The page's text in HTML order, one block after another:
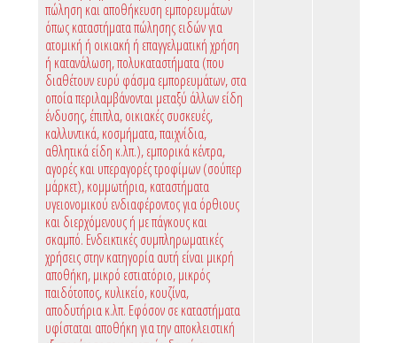
πώληση και αποθήκευση εμπορευμάτων
όπως καταστήματα πώλησης ειδών για
ατομική ή οικιακή ή επαγγελματική χρήση
ή κατανάλωση, πολυκαταστήματα (που
διαθέτουν ευρύ φάσμα εμπορευμάτων, στα
οποία περιλαμβάνονται μεταξύ άλλων είδη
ένδυσης, έπιπλα, οικιακές συσκευές,
καλλυντικά, κοσμήματα, παιχνίδια,
αθλητικά είδη κ.λπ.), εμπορικά κέντρα,
αγορές και υπεραγορές τροφίμων (σούπερ
μάρκετ), κομμωτήρια, καταστήματα
υγειονομικού ενδιαφέροντος για όρθιους
και διερχόμενους ή με πάγκους και
σκαμπό. Ενδεικτικές συμπληρωματικές
χρήσεις στην κατηγορία αυτή είναι μικρή
αποθήκη, μικρό εστιατόριο, μικρός
παιδότοπος, κυλικείο, κουζίνα,
αποδυτήρια κ.λπ. Εφόσον σε καταστήματα
υφίσταται αποθήκη για την αποκλειστική